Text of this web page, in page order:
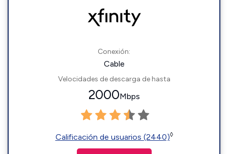
Conexión:
Cable
Velocidades de descarga de hasta
2000Mbps
Calificación de usuarios (2440)◊